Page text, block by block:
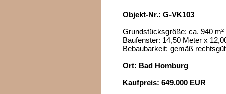
Objekt-Nr.: G-VK103
Grundstücksgröße: ca. 940 m²
Baufenster: 14,50 Meter x
Bebaubarkeit: gemäß
Ort: Bad Homburg
Kaufpreis: 649.000 EUR